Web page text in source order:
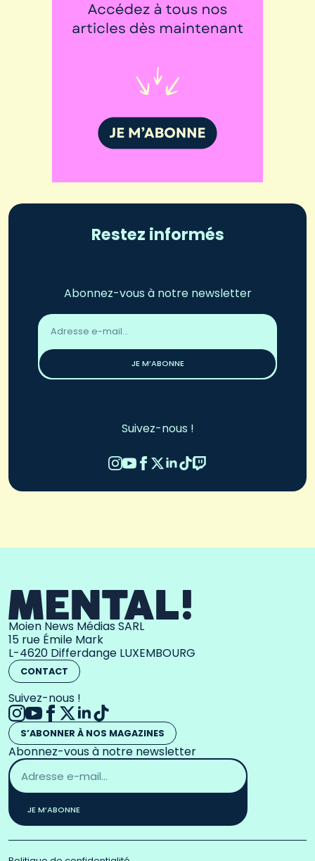
Restez informés
Abonnez-vous à notre newsletter
Adresse
email
JE M’ABONNE
Suivez-nous !
Moien News Médias SARL
15 rue Émile Mark
L-4620 Differdange LUXEMBOURG
CONTACT
Suivez-nous !
S’ABONNER À NOS MAGAZINES
Abonnez-vous à notre newsletter
Adresse
email
*
JE M’ABONNE